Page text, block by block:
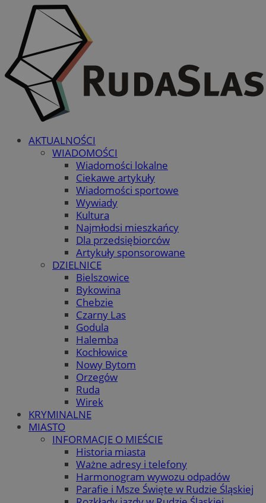
AKTUALNOŚCI
WIADOMOŚCI
Wiadomości lokalne
Ciekawe artykuły
Wiadomości sportowe
Wywiady
Kultura
Najmłodsi mieszkańcy
Dla przedsiębiorców
Artykuły sponsorowane
DZIELNICE
Bielszowice
Bykowina
Chebzie
Czarny Las
Godula
Halemba
Kochłowice
Nowy Bytom
Orzegów
Ruda
Wirek
KRYMINALNE
MIASTO
INFORMACJE O MIEŚCIE
Historia miasta
Ważne adresy i telefony
Harmonogram wywozu odpadów
Parafie i Msze Święte w Rudzie Śląskiej